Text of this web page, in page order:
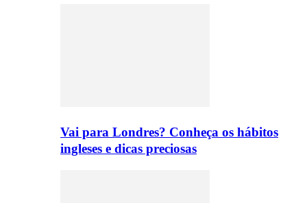
Vai para Londres? Conheça os hábitos
ingleses e dicas preciosas